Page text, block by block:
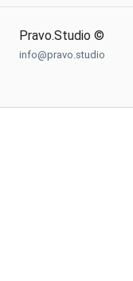
Pravo.Studio ©
info@pravo.studio